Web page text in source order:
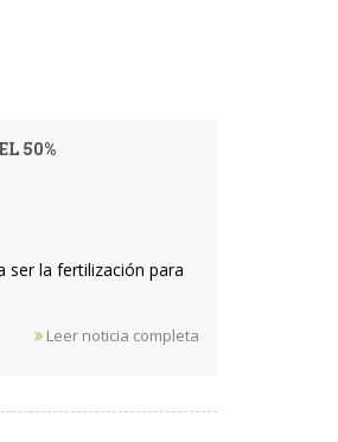
50%
ser la fertilización para
Leer noticia completa